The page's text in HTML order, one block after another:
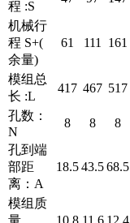
程 :S
机械行
程 S+(
余量)
61 111 161
模组总
长 :L
417 467 517
孔数：
N
8 8 8
孔到端
部距
离：A
18.543.568.5
模组质
量
10.8 11.6 12.4